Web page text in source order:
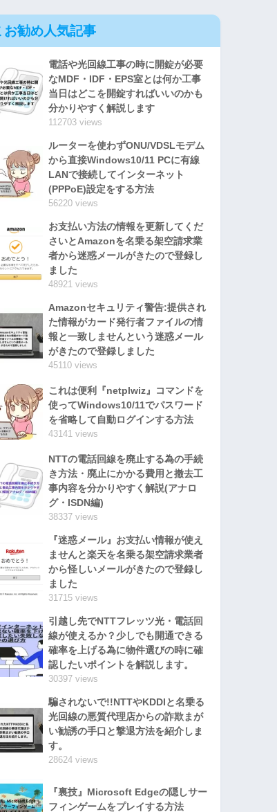
お勧め人気記事
電話や光回線工事の時に開錠が必要
なMDF・IDF・EPS室とは何か工事
当日はどこを開錠すればいいのかも
分かりやすく解説します
112703 views
ルーターを使わずONU/VDSLモデム
から直接Windows10/11 PCに有線
LANで接続してインターネット
(PPPoE)設定をする方法
56220 views
お支払い方法の情報を更新してくだ
さいとAmazonを名乗る架空請求業
者から迷惑メールがきたので登録し
ました
48921 views
Amazonセキュリティ警告:提供され
た情報がカード発行者ファイルの情
報と一致しませんという迷惑メール
がきたので登録しました
45110 views
これは便利『netplwiz』コマンドを
使ってWindows10/11でパスワード
を省略して自動ログインする方法
43141 views
NTTの電話回線を廃止する為の手続
き方法・廃止にかかる費用と撤去工
事内容を分かりやすく解説(アナロ
グ・ISDN編)
38337 views
『迷惑メール』お支払い情報が使え
ませんと楽天を名乗る架空請求業者
から怪しいメールがきたので登録し
ました
31715 views
引越し先でNTTフレッツ光・電話回
線が使えるか？少しでも開通できる
確率を上げる為に物件選びの時に確
認したいポイントを解説します。
30397 views
騙されないで!!NTTやKDDIと名乗る
光回線の悪質代理店からの詐欺まが
い勧誘の手口と撃退方法を紹介しま
す。
28624 views
『裏技』Microsoft Edgeの隠しサー
フィンゲームをプレイする方法